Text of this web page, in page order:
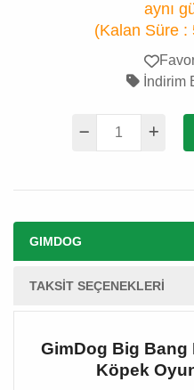
aynı
(Kalan Süre :
İndirim
GIMDOG
TAKSIT SEÇENEKLERI
GimDog Big Bang
Köpek